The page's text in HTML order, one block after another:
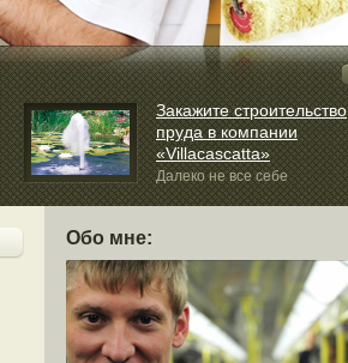
Закажите строительство
пруда в компании
«Villacascatta»
Далеко не все себе
представляют, насколько далеко...
Обо мне: